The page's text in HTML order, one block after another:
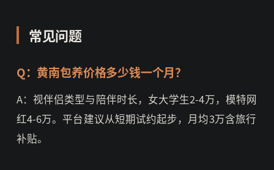
常见问题
Q：黄南包养价格多少钱一个月？
A：视伴侣类型与陪伴时长，女大学生2-4万，模特网
红4-6万。平台建议从短期试约起步，月均3万含旅行
补贴。